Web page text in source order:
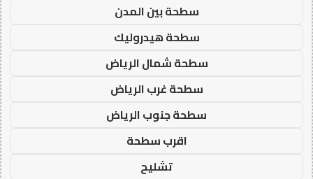
سطحة بين المدن
سطحة هيدروليك
سطحة شمال الرياض
سطحة غرب الرياض
سطحة جنوب الرياض
اقرب سطحة
تشليح